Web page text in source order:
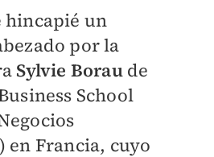
hincapié un
por la
Sylvie Boraude
School
en Francia, cuyo